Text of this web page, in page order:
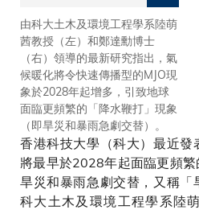
由科大土木及環境工程學系陸萌
茜教授（左）和鄭達勳博士
（右）領導的最新研究指出，氣
候暖化將令快速傳播型的MJO現
象於2028年起增多，引致地球
面臨更頻繁的「降水鞭打」現象
（即旱災和暴雨急劇交替）。
香港科技大學（科大）最近
將最早於2028年起面臨更頻
旱災和暴雨急劇交替，又稱「
科大土木及環境工程學系陸